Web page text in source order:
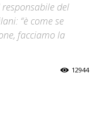
del
“è come se
facciamo la
12944